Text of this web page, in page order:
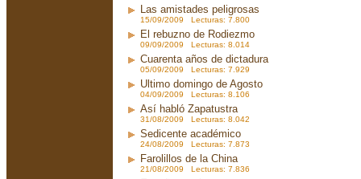
Las amistades peligrosas
15/09/2009 Lecturas: 7.800
El rebuzno de Rodiezmo
09/09/2009 Lecturas: 8.014
Cuarenta años de dictadura
05/09/2009 Lecturas: 7.929
Ultimo domingo de Agosto
04/09/2009 Lecturas: 8.106
Así habló Zapatustra
31/08/2009 Lecturas: 8.042
Sedicente académico
24/08/2009 Lecturas: 7.873
Farolillos de la China
21/08/2009 Lecturas: 7.836